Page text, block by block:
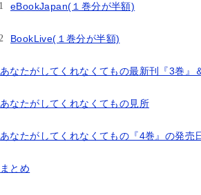
eBookJapan(１巻分が半額)
BookLive(１巻分が半額)
あなたがしてくれなくてもの最新刊『3巻』
あなたがしてくれなくてもの見所
あなたがしてくれなくてもの『4巻』の発売
まとめ